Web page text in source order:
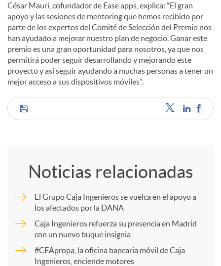
César Mauri, cofundador de Ease apps, explica: “El gran
apoyo y las sesiones de mentoring que hemos recibido por
parte de los expertos del Comité de Selección del Premio nos
han ayudado a mejorar nuestro plan de negocio. Ganar este
premio es una gran oportunidad para nosotros, ya que nos
permitirá poder seguir desarrollando y mejorando este
proyecto y así seguir ayudando a muchas personas a tener un
mejor acceso a sus dispositivos móviles”.
C
p
a
Noticias relacionadas
El Grupo Caja Ingenieros se vuelca en el apoyo a
los afectados por la DANA
Caja Ingenieros refuerza su presencia en Madrid
con un nuevo buque insignia
#CEApropa, la oficina bancaria móvil de Caja
Ingenieros, enciende motores